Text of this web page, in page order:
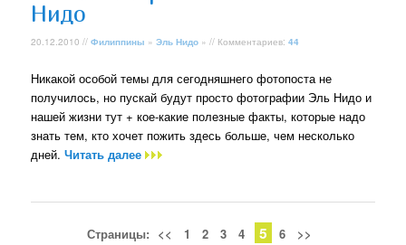
Нидо
20.12.2010 //Филиппины »Эль Нидо » // Комментариев:44
Никакой особой темы для сегодняшнего фотопоста не
получилось, но пускай будут просто фотографии Эль Нидо и
нашей жизни тут + кое-какие полезные факты, которые надо
знать тем, кто хочет пожить здесь больше, чем несколько
дней.Читать далее
Страницы: << 1 2 3 4 5 6 >>